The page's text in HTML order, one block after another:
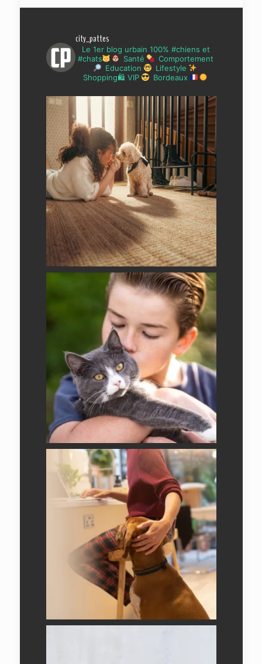
city_pattes
Le 1er blog urbain 100% #chiens et
#chats
Santé
Comportement
Education
Lifestyle
Shopping🛍 VIP
Bordeaux